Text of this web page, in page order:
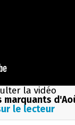
la vidéo
marquants
le lecteur